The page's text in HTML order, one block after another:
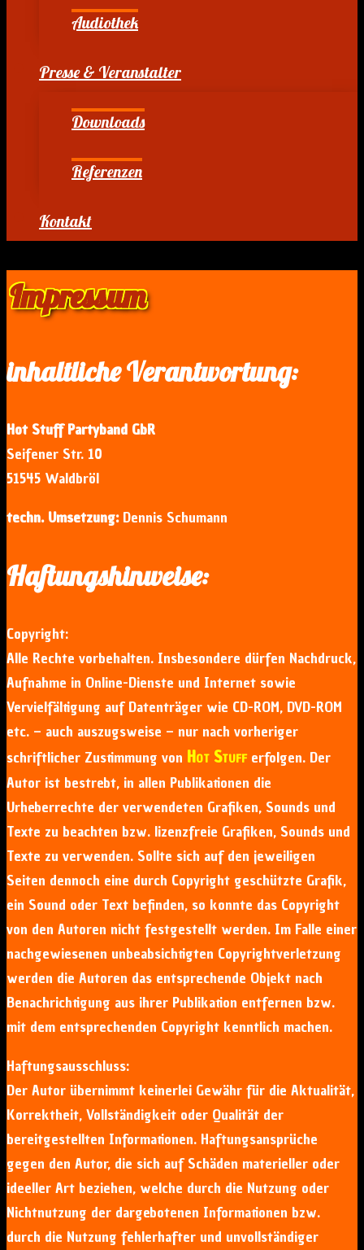
Audiothek
Presse & Veranstalter
Downloads
Referenzen
Kontakt
Impressum
inhaltliche Verantwortung:
Hot Stuff Partyband GbR
Seifener Str. 10
51545 Waldbröl
techn. Umsetzung:Dennis Schumann
Haftungshinweise:
Copyright:
Alle Rechte vorbehalten. Insbesondere dürfen Nachdruck,
Aufnahme in Online-Dienste und Internet sowie
Vervielfältigung auf Datenträger wie CD-ROM, DVD-ROM
etc. – auch auszugsweise – nur nach vorheriger
schriftlicher Zustimmung von Hot Stufferfolgen. Der
Autor ist bestrebt, in allen Publikationen die
Urheberrechte der verwendeten Grafiken, Sounds und
Texte zu beachten bzw. lizenzfreie Grafiken, Sounds und
Texte zu verwenden. Sollte sich auf den jeweiligen
Seiten dennoch eine durch Copyright geschützte Grafik,
ein Sound oder Text befinden, so konnte das Copyright
von den Autoren nicht festgestellt werden. Im Falle einer
nachgewiesenen unbeabsichtigten Copyrightverletzung
werden die Autoren das entsprechende Objekt nach
Benachrichtigung aus ihrer Publikation entfernen bzw.
mit dem entsprechenden Copyright kenntlich machen.
Haftungsausschluss:
Der Autor übernimmt keinerlei Gewähr für die Aktualität,
Korrektheit, Vollständigkeit oder Qualität der
bereitgestellten Informationen. Haftungsansprüche
gegen den Autor, die sich auf Schäden materieller oder
ideeller Art beziehen, welche durch die Nutzung oder
Nichtnutzung der dargebotenen Informationen bzw.
durch die Nutzung fehlerhafter und unvollständiger